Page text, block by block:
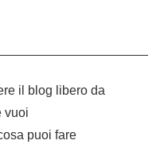
il blog libero da
vuoi
puoi fare